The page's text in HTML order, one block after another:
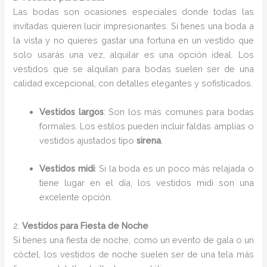
Las bodas son ocasiones especiales donde todas las
invitadas quieren lucir impresionantes. Si tienes una boda a
la vista y no quieres gastar una fortuna en un vestido que
solo usarás una vez, alquilar es una opción ideal. Los
vestidos que se alquilan para bodas suelen ser de una
calidad excepcional, con detalles elegantes y sofisticados.
Vestidos largos: Son los más comunes para bodas
formales. Los estilos pueden incluir faldas amplias o
vestidos ajustados tiposirena.
Vestidos midi: Si la boda es un poco más relajada o
tiene lugar en el día, los vestidos midi son una
excelente opción.
2.Vestidos para Fiesta de Noche
Si tienes una fiesta de noche, como un evento de gala o un
cóctel, los vestidos de noche suelen ser de una tela más